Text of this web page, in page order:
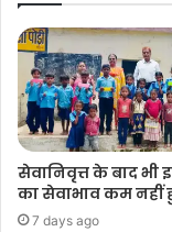
सेवानिवृत्त के बाद भी
का सेवाभाव कम
7 days ago